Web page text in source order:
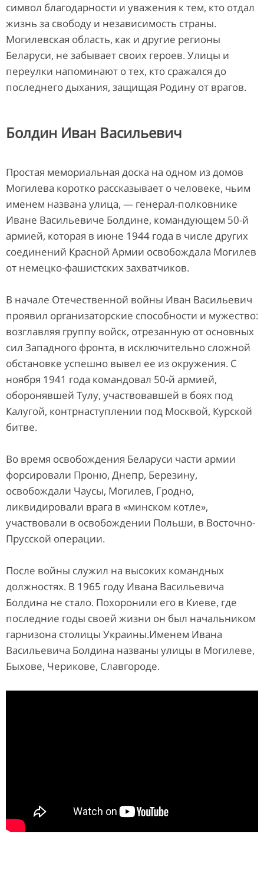
символ благодарности и уважения к тем, кто отдал
жизнь за свободу и независимость страны.
Могилевская область, как и другие регионы
Беларуси, не забывает своих героев. Улицы и
переулки напоминают о тех, кто сражался до
последнего дыхания, защищая Родину от врагов.
Болдин Иван Васильевич
Простая мемориальная доска на одном из домов
Могилева коротко рассказывает о человеке, чьим
именем названа улица, — генерал-полковнике
Иване Васильевиче Болдине, командующем 50-й
армией, которая в июне 1944 года в числе других
соединений Красной Армии освобождала Могилев
от немецко-фашистских захватчиков.
В начале Отечественной войны Иван Васильевич
проявил организаторские способности и мужество:
возглавляя группу войск, отрезанную от основных
сил Западного фронта, в исключительно сложной
обстановке успешно вывел ее из окружения. С
ноября 1941 года командовал 50-й армией,
оборонявшей Тулу, участвовавшей в боях под
Калугой, контрнаступлении под Москвой, Курской
битве.
Во время освобождения Беларуси части армии
форсировали Проню, Днепр, Березину,
освобождали Чаусы, Могилев, Гродно,
ликвидировали врага в «минском котле»,
участвовали в освобождении Польши, в Восточно-
Прусской операции.
После войны служил на высоких командных
должностях. В 1965 году Ивана Васильевича
Болдина не стало. Похоронили его в Киеве, где
последние годы своей жизни он был начальником
гарнизона столицы Украины.Именем Ивана
Васильевича Болдина названы улицы в Могилеве,
Быхове, Черикове, Славгороде.